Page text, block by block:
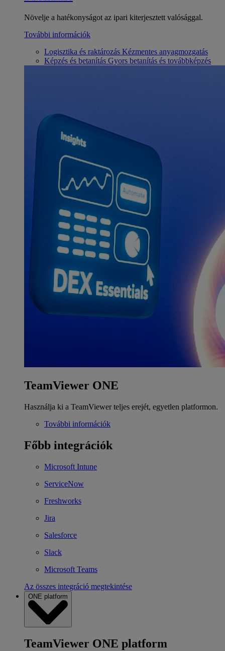
Növelje a hatékonyságot az ipari kiterjesztett valósággal.
További információk
Logisztika és raktározás Kézmentes anyagmozgatás
Képzés és betanítás Gyors betanítás és továbbképzés
TeamViewer ONE
Használja ki a TeamViewer teljes erejét, egyetlen platformon.
További információk
Főbb integrációk
Microsoft Intune
ServiceNow
Freshworks
Jira
Salesforce
Slack
Microsoft Teams
Az összes integráció megtekintése
ONE platform
TeamViewer ONE platform